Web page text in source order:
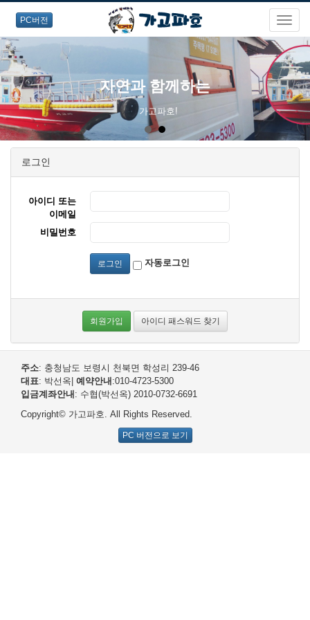
PC버전
자연과 함께하는
가고파호!
로그인
아이디 또는
이메일
비밀번호
로그인 자동로그인
회원가입 아이디 패스워드 찾기
주소: 충청남도 보령시 천북면 학성리 239-46
대표: 박선옥 예약안내 :010-4723-5300
입금계좌안내 : 수협(박선옥) 2010-0732-6691
Copyright© 가고파호. All Rights Reserved.
PC 버전으로 보기